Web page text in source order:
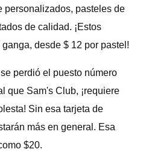
personalizados, pasteles de
de calidad. ¡Estos
desde $ 12 por pastel!
perdió el puesto número
que Sam's Club, ¡requiere
Sin esa tarjeta de
más en general. Esa
$20.